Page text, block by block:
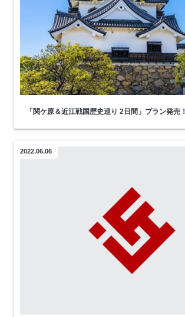
「関ケ原＆近江戦国歴史巡り 2日間」プラン発売！
2022.06.06